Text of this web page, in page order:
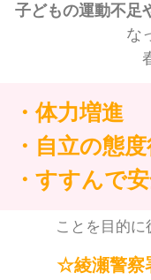
子どもの運動不足
な
・体力増進
・自立の態
・すすんで
ことを目的に
☆綾瀬警察